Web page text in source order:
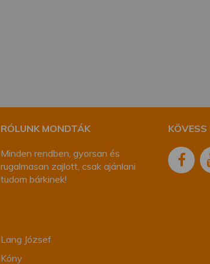
RÓLUNK MONDTÁK
Minden rendben, gyorsan és
rugalmasan zajlott, csak ajánlani
tudom bárkinek!
Lang József
Kóny
KÖVESS